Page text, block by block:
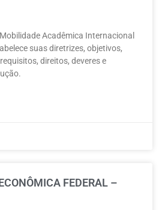
Acadêmica Internacional
suas diretrizes, objetivos,
direitos, deveres e
FEDERAL –